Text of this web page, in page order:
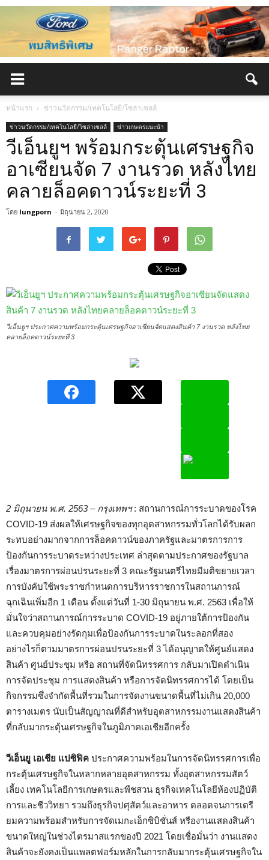
หน้าแรก ข่าวนวัตกรรม/เทคโนโลยี/โซล่าเซลล์
ข่าวนวัตกรรม/เทคโนโลยี/โซล่าเซลล์ ข่าวเกษตรแนะนำ
วีเอ็นยูฯ พร้อมกระตุ้นเศรษฐกิจ
อาเซียนจัด 7 งานรวด หลังไทย
คลายล็อคดาวน์ระยะที่ 3
โดย lungporn - มิถุนายน 2, 2020
วีเอ็นยูฯ ประกาศความพร้อมกระตุ้นเศรษฐกิจอาเซียนจัดแสดงสินค้า 7 งานรวด หลังไทย
คลายล็อคดาวน์ระยะที่ 3
2 มิถุนายน พ.ศ. 2563– กรุงเทพฯ: สถานการณ์การระบาดของโรค
COVID-19 ส่งผลให้เศรษฐกิจของทุกอุตสาหกรรมทั่วโลกได้รับผลก
ระทบอย่างมากจากการล็อคดาวน์ของภาครัฐและมาตรการการ
ป้องกันการระบาดระหว่างประเทศ ล่าสุดตามประกาศของรัฐบาล
เรื่องมาตรการผ่อนปรนระยะที่ 3 คณะรัฐมนตรีไทยมีมติขยายเวลา
การบังคับใช้พระราชกำหนดการบริหารราชการในสถานการณ์
ฉุกเฉินเพิ่มอีก 1 เดือน ตั้งแต่วันที่ 1-30 มิถุนายน พ.ศ. 2563 เพื่อให้
มั่นใจว่าสถานการณ์การระบาด COVID-19 อยู่ภายใต้การป้องกัน
และควบคุมอย่างรัดกุมเพื่อป้องกันการระบาดในระลอกที่สอง
อย่างไรก็ตามมาตรการผ่อนปรนระยะที่ 3 ได้อนุญาตให้ศูนย์แสดง
สินค้า ศูนย์ประชุม หรือ สถานที่จัดนิทรรศการ กลับมาเปิดดําเนิน
การจัดประชุม การแสดงสินค้า หรือการจัดนิทรรศการได้ โดยเป็น
กิจกรรมซึ่งจํากัดพื้นที่รวมในการจัดงานขนาดพื้นที่ไม่เกิน 20,000
ตารางเมตร นับเป็นสัญญาณที่ดีสำหรับอุตสาหกรรมงานแสดงสินค้า
ที่กลับมากระตุ้นเศรษฐกิจในภูมิภาคเอเชียอีกครั้ง
วีเอ็นยู เอเชีย แปซิฟิค ประกาศความพร้อมในการจัดนิทรรศการเพื่อ
กระตุ้นเศรษฐกิจในหลากหลายอุตสาหกรรม ทั้งอุตสาหกรรมสัตว์
เลี้ยง เทคโนโลยีการเกษตรและพืชสวน ธุรกิจเทคโนโลยีห้องปฏิบัติ
การและชีววิทยา รวมถึงธุรกิจปศุสัตว์และอาหาร ตลอดจนการเตรี
ยมความพร้อมสำหรับการจัดเมกะเอ็กซิบิชั่นส์ หรืองานแสดงสินค้า
ขนาดใหญ่ในช่วงไตรมาสแรกของปี 2021 โดยเชื่อมั่นว่า งานแสดง
สินค้าจะยังคงเป็นแพลตฟอร์มหลักในการกลับมากระตุ้นเศรษฐกิจใน